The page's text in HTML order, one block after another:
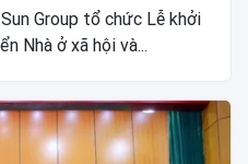
Group tổ chức Lễ khởi
Nhà ở xã hội và...